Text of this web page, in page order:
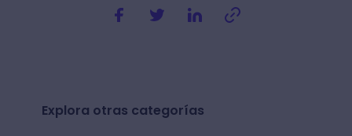
Explora otras categorías